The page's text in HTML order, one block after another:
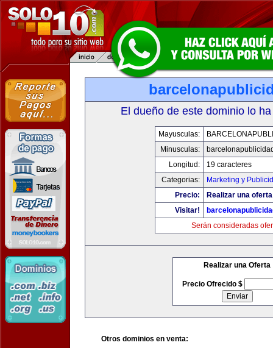
El dueño de este dominio lo
Mayusculas:
Minusculas:
Longitud:
19 caracteres
Categorias:
Marketing y
Precio:
Realizar una
Visitar!
Serán consideradas
Realizar una Oferta
Precio Ofrecido $
Otros dominios en venta: